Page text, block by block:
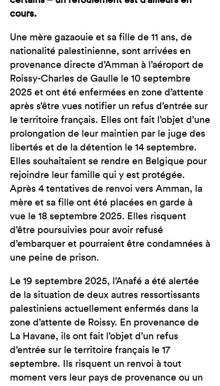
cours.
Une mère gazaouie et sa fille de 11 ans, de
nationalité palestinienne, sont arrivées en
provenance directe d’Amman à l’aéroport de
Roissy-Charles de Gaulle le 10 septembre
2025 et ont été enfermées en zone d’attente
après s’être vues notifier un refus d’entrée sur
le territoire français. Elles ont fait l’objet d’une
prolongation de leur maintien par le juge des
libertés et de la détention le 14 septembre.
Elles souhaitaient se rendre en Belgique pour
rejoindre leur famille qui y est protégée.
Après 4 tentatives de renvoi vers Amman, la
mère et sa fille ont été placées en garde à
vue le 18 septembre 2025. Elles risquent
d’être poursuivies pour avoir refusé
d’embarquer et pourraient être condamnées à
une peine de prison.
Le 19 septembre 2025, l’Anafé a été alertée
de la situation de deux autres ressortissants
palestiniens actuellement enfermés dans la
zone d’attente de Roissy. En provenance de
La Havane, ils ont fait l’objet d’un refus
d’entrée sur le territoire français le 17
septembre. Ils risquent un renvoi à tout
moment vers leur pays de provenance ou un